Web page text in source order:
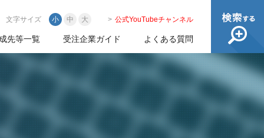
文字サイズ 小 中 大 公式YouTubeチャンネル
先等一覧 受注企業ガイド よくある質問